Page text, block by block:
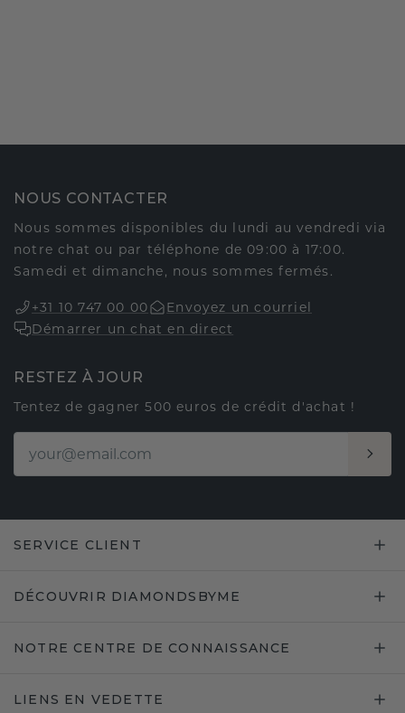
NOUS CONTACTER
Nous sommes disponibles du lundi au vendredi via
notre chat ou par téléphone de 09:00 à 17:00.
Samedi et dimanche, nous sommes fermés.
+31 10 747 00 00
Envoyez un courriel
Démarrer un chat en direct
RESTEZ À JOUR
Tentez de gagner 500 euros de crédit d'achat !
SERVICE CLIENT
DÉCOUVRIR DIAMONDSBYME
NOTRE CENTRE DE CONNAISSANCE
LIENS EN VEDETTE